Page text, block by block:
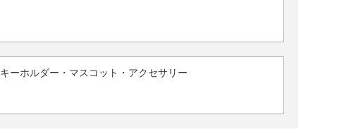
キーホルダー・マスコット・アクセサリー